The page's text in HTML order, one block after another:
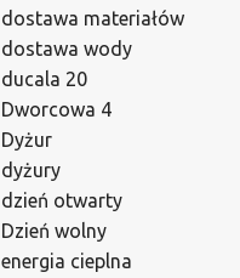
dostawa materiałów
dostawa wody
ducala 20
Dworcowa 4
Dyżur
dyżury
dzień otwarty
Dzień wolny
energia cieplna